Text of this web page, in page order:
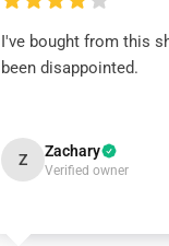
I've bought from this
been disappointed.
Z Zachary
Verified owner